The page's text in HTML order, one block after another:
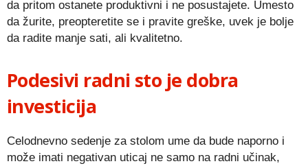
da pritom ostanete produktivni i ne posustajete. Umesto
da žurite, preopteretite se i pravite greške, uvek je bolje
da radite manje sati, ali kvalitetno.
Podesivi radni sto je dobra
investicija
Celodnevno sedenje za stolom ume da bude naporno i
može imati negativan uticaj ne samo na radni učinak,